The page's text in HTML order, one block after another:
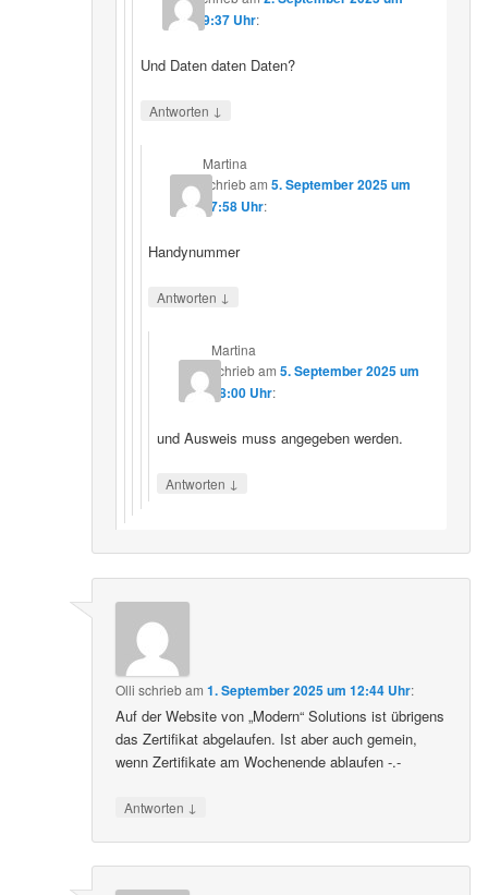
19:37 Uhr:
Und Daten daten Daten?
Antworten ↓
Martina
schriebam5. September 2025 um
17:58 Uhr:
Handynummer
Antworten ↓
Martina
schriebam 5. September 2025 um
18:00 Uhr:
und Ausweis muss angegeben werden.
Antworten ↓
Olli schriebam1. September 2025 um 12:44 Uhr:
Auf der Website von „Modern“ Solutions ist übrigens
das Zertifikat abgelaufen. Ist aber auch gemein,
wenn Zertifikate am Wochenende ablaufen -.-
Antworten ↓